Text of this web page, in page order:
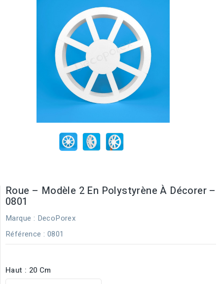
Roue – Modèle 2 En Polystyrène À Décorer –
0801
Marque : DecoPorex
Référence : 0801
Haut : 20 Cm